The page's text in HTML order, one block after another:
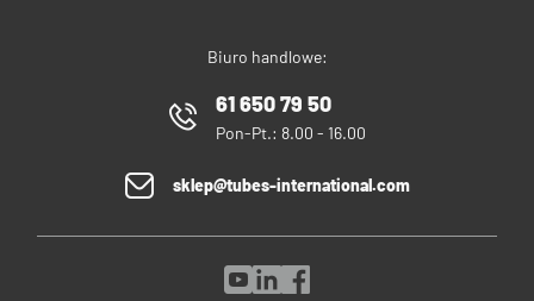
Biuro handlowe:
61 650 79 50
Pon-Pt.: 8.00 - 16.00
sklep@tubes-international.com